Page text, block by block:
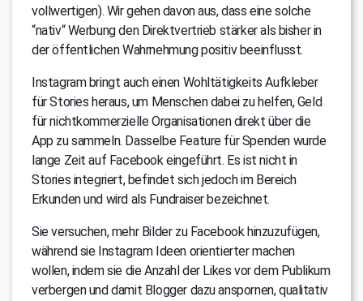
vollwertigen). Wir gehen davon aus, dass eine solche
“nativ“ Werbung den Direktvertrieb stärker als bisher in
der öffentlichen Wahrnehmung positiv beeinflusst.
Instagram bringt auch einen Wohltätigkeits Aufkleber
für Stories heraus, um Menschen dabei zu helfen, Geld
für nichtkommerzielle Organisationen direkt über die
App zu sammeln. Dasselbe Feature für Spenden wurde
lange Zeit auf Facebook eingeführt. Es ist nicht in
Stories integriert, befindet sich jedoch im Bereich
Erkunden und wird als Fundraiser bezeichnet.
Sie versuchen, mehr Bilder zu Facebook hinzuzufügen,
während sie Instagram Ideen orientierter machen
wollen, indem sie die Anzahl der Likes vor dem Publikum
verbergen und damit Blogger dazu anspornen, qualitativ